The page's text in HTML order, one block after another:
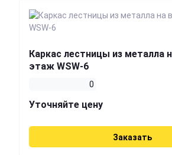
Каркас лестницы из металла
этаж WSW-6
0
Уточняйте цену
Заказать